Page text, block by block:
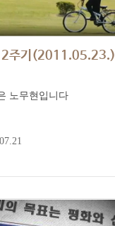
2주기(2011.05.23.)
노무현입니다